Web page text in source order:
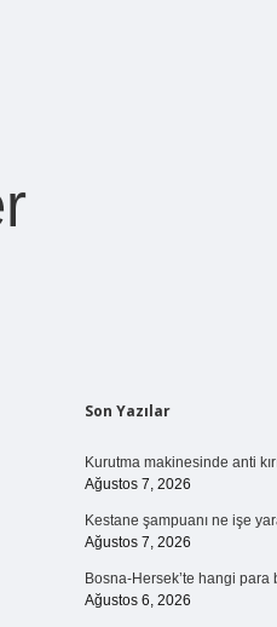
Sidebar
Son Yazılar
Kurutma makinesinde anti
Ağustos 7, 2026
Kestane şampuanı ne işe
Ağustos 7, 2026
Bosna-Hersek’te hangi para
Ağustos 6, 2026
ilbet girişhttps://